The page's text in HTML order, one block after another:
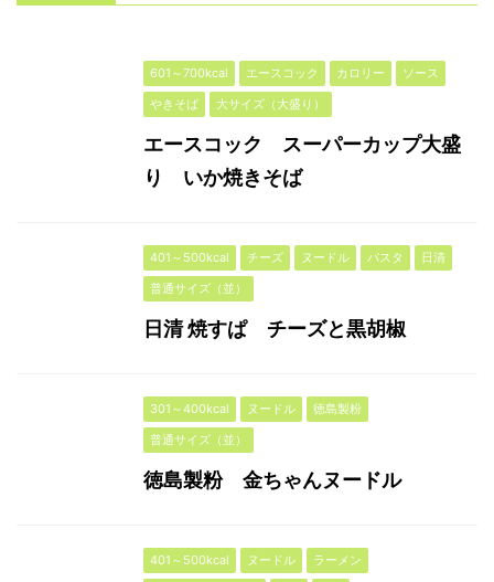
601～700kcal エースコック カロリー
ソース
やきそば
大サイズ（大盛り）
エースコック スーパーカップ大盛
り いか焼きそば
401～500kcal チーズ ヌードル パスタ
日清
普通サイズ（並）
日清 焼すぱ チーズと黒胡椒
301～400kcal ヌードル
徳島製粉
普通サイズ（並）
徳島製粉 金ちゃんヌードル
401～500kcal ヌードル
ラーメン